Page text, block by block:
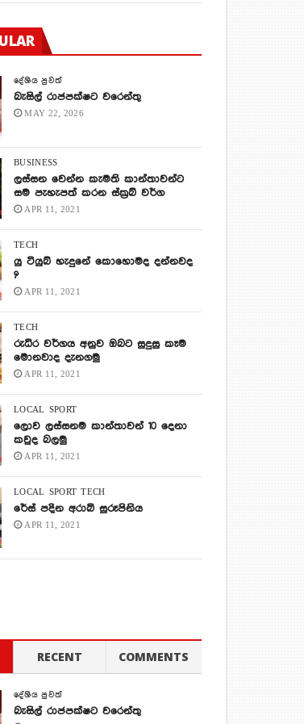
දේශිය පුවත්
බැසිල් රාජපක්ෂට වරෙන්තු
MAY 22, 2026
BUSINESS
ලස්සන වෙන්න කැමති කාන්තාවන්ට
සම පැහැපත් කරන ස්ක්‍රබ් වර්ග
APR 11, 2021
TECH
යු ටියුබ් හැදුනේ කොහොමද දන්නවද
?
APR 11, 2021
TECH
රුධිර වර්ගය අනුව ඔබට සුදුසු කෑම
මොනවාද දැනගමු
APR 11, 2021
LOCAL SPORT
ලොව ලස්සනම කාන්තාවන් 10 දෙනා
කවුද බලමු
APR 11, 2021
LOCAL SPORT TECH
රේස් පදින අරාබි සුරූපිනිය
APR 11, 2021
RECENT COMMENTS
දේශිය පුවත්
බැසිල් රාජපක්ෂට වරෙන්තු